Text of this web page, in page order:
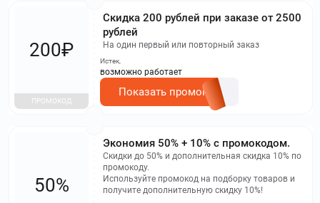
Скидка 200 рублей при заказе от 2500
рублей
На один первый или повторный заказ
200₽
ПРОМОКОД
Истек,
возможно работает
Показать промокод
Экономия 50% + 10% с промокодом.
Скидки до 50% и дополнительная скидка 10% по
промокоду.
Используйте промокод на подборку товаров и
получите дополнительную скидку 10%!
50%